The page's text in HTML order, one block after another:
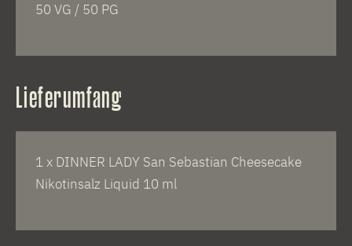
50 VG / 50 PG
Lieferumfang
1 x DINNER LADY San Sebastian Cheesecake
Nikotinsalz Liquid 10 ml